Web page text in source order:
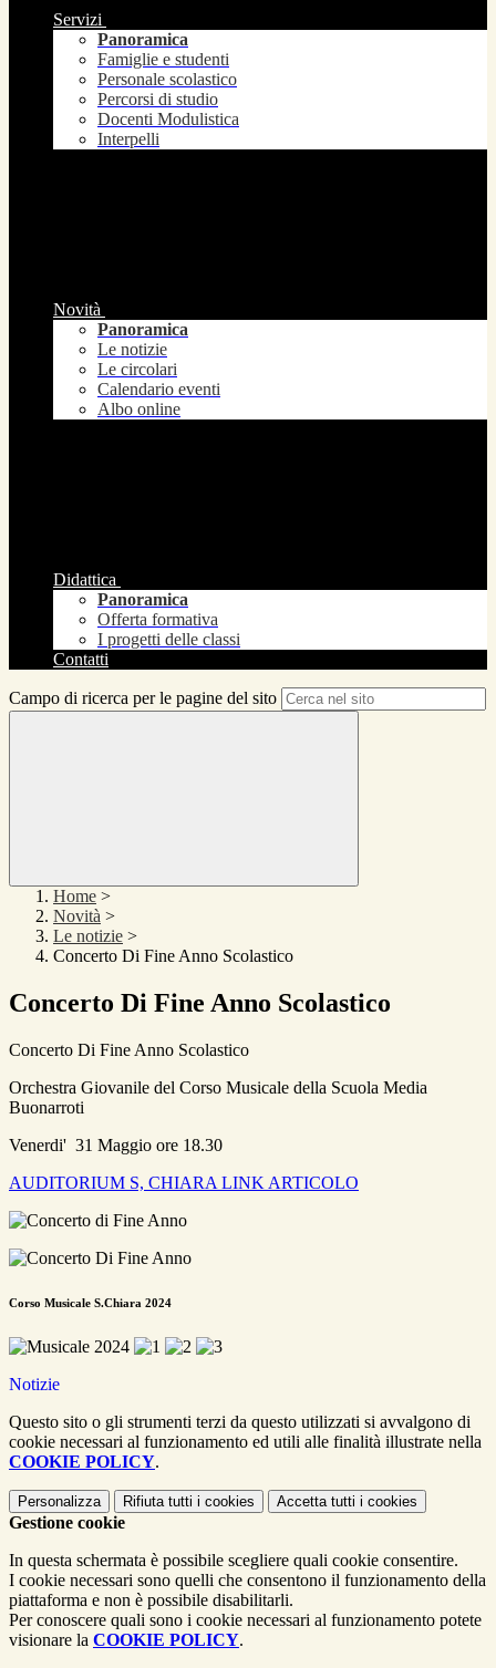
Servizi
Panoramica
Famiglie e studenti
Personale scolastico
Percorsi di studio
Docenti Modulistica
Interpelli
Novità
Panoramica
Le notizie
Le circolari
Calendario eventi
Albo online
Didattica
Panoramica
Offerta formativa
I progetti delle classi
Contatti
Campo di ricerca per le pagine del sito
Home >
Novità >
Le notizie >
Concerto Di Fine Anno Scolastico
Concerto Di Fine Anno Scolastico
Concerto Di Fine Anno Scolastico
Orchestra Giovanile del Corso Musicale della Scuola Media
Buonarroti
Venerdi' 31 Maggio ore 18.30
AUDITORIUM S, CHIARA LINK ARTICOLO
Corso Musicale S.Chiara 2024
Notizie
Questo sito o gli strumenti terzi da questo utilizzati si avvalgono di
cookie necessari al funzionamento ed utili alle finalità illustrate nella
COOKIE POLICY.
Personalizza Rifiuta tutti i cookies Accetta tutti i cookies
Gestione cookie
In questa schermata è possibile scegliere quali cookie consentire.
I cookie necessari sono quelli che consentono il funzionamento della
piattaforma e non è possibile disabilitarli.
Per conoscere quali sono i cookie necessari al funzionamento potete
visionare la COOKIE POLICY.